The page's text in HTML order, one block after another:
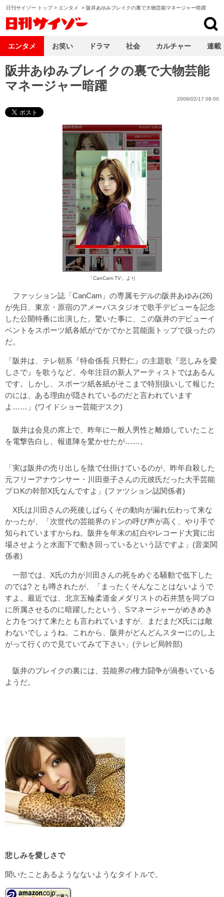
日刊サイゾー トップ> エンタメ > 阪井あゆみブレイクの裏で大物芸能マネージャー暗躍
阪井あゆみブレイクの裏で大物芸能
マネージャー暗躍
2009/02/17 08:00
「CanCam.TV」より
ファッション誌「CanCam」の専属モデルの阪井あゆみ(26)
が先日、東京・原宿のアメーバスタジオで歌手デビューを記念
した公開特番に出演した。驚いた事に、この阪井のデビューイ
ベントをスポーツ紙各紙がでかでかと芸能面トップで扱ったの
だ。
「阪井は、テレ朝系『特命係長 只野仁』の主題歌『悲しみを愛
しさで』を歌うなど、今年注目の新人アーティストではあるん
です。しかし、スポーツ紙各紙がそこまで特別扱いして報じた
のには、ある理由が隠されているのだと言われています
よ……」(ワイドショー芸能デスク)
阪井は会見の席上で、昨年に一般人男性と離婚していたこと
を電撃告白し、報道陣を驚かせたが……。
「実は阪井の売り出しを陰で仕掛けているのが、昨年自殺した
元フリーアナウンサー・川田亜子さんの元彼氏だった大手芸能
プロKの幹部X氏なんですよ」(ファツション誌関係者)
X氏は川田さんの死後しばらくその動向が漏れ伝わって来な
かったが、「次世代の芸能界のドンの呼び声が高く、やり手で
知られていますからね。阪井を年末の紅白やレコード大賞に出
場させようと水面下で動き回っているという話ですよ」(音楽関
係者)
一部では、X氏の力が川田さんの死をめぐる騒動で低下した
のでは? とも噂されたが、「まったくそんなことはないようで
すよ。最近では、北京五輪柔道金メダリストの石井慧を同プロ
に所属させるのに暗躍したという、Sマネージャーがめきめき
と力をつけて来たとも言われていますが、まだまだX氏には敵
わないでしょうね。これから、阪井がどんどんスターにのし上
がって行くので見ていてみて下さい」(テレビ局幹部)
阪井のブレイクの裏には、芸能界の権力闘争が渦巻いている
ようだ。
悲しみを愛しさで
聞いたことあるようなないようなタイトルで。
エンタメ お笑い ドラマ 社会 カルチャー 連載